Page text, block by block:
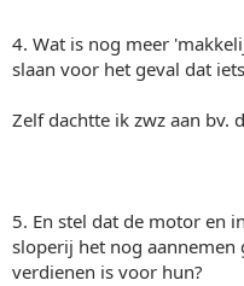
4. Wat is nog meer
slaan voor het geval dat
Zelf dachtte ik zwz aan bv.
5. En stel dat de motor en
sloperij het nog aannemen
verdienen is voor hun?